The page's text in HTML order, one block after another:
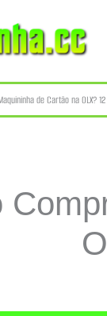
de Cartão na OLX?